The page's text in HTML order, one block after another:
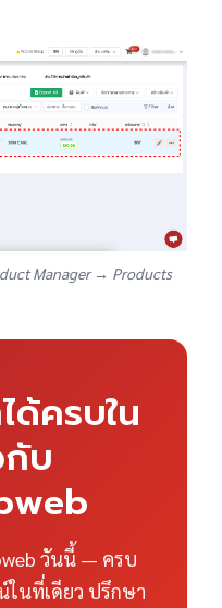
Manager → Products
ด้ครบใน
บ
วันนี้ — ครบ
ในที่เดียว ปรึกษา